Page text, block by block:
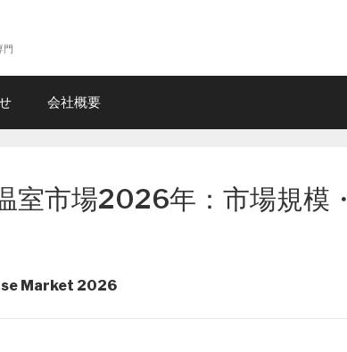
門
会社概要
室市場2026年：市場規模・
Market 2026